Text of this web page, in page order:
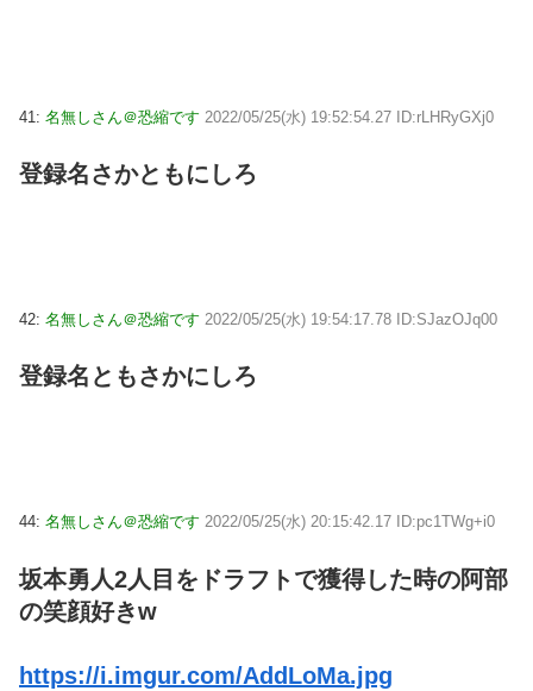
41: 名無しさん＠恐縮です 2022/05/25(水) 19:52:54.27 ID:rLHRyGXj0
登録名さかともにしろ
42: 名無しさん＠恐縮です 2022/05/25(水) 19:54:17.78 ID:SJazOJq00
登録名ともさかにしろ
44: 名無しさん＠恐縮です 2022/05/25(水) 20:15:42.17 ID:pc1TWg+i0
坂本勇人2人目をドラフトで獲得した時の阿部
の笑顔好きw
https://i.imgur.com/AddLoMa.jpg